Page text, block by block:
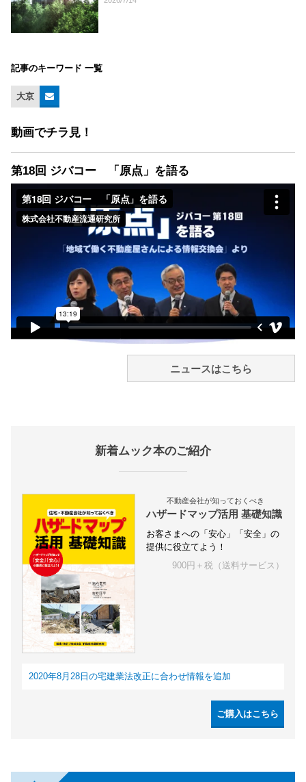
記事のキーワード 一覧
大京
動画でチラ見！
第18回 ジバコー 「原点」を語る
ニュースはこちら
新着ムック本のご紹介
不動産会社が知っておくべき
ハザードマップ活用 基礎知識
お客さまへの「安心」「安全」の
提供に役立てよう！
900円＋税（送料サービス）
2020年8月28日の宅建業法改正に合わせ情報を追加
ご購入はこちら